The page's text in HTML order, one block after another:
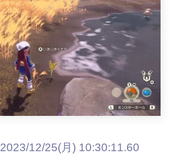
2023/12/25(月) 10:30:11.60